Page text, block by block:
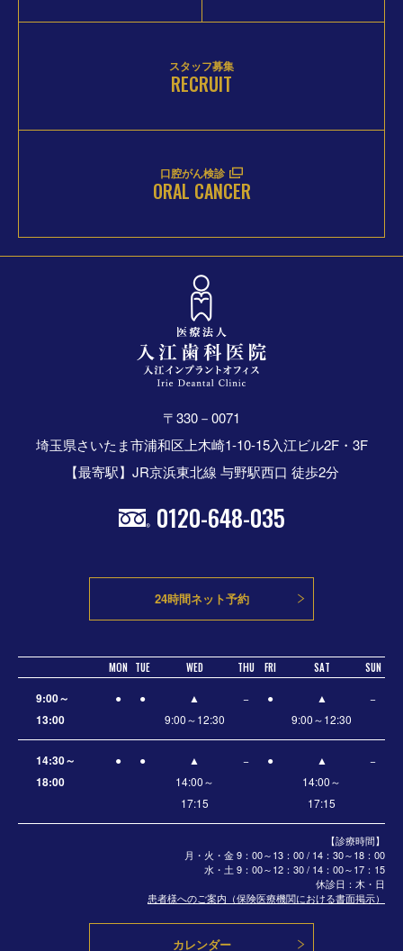
スタッフ募集
RECRUIT
口腔がん検診
ORAL CANCER
〒330－0071
埼玉県さいたま市浦和区上木崎1-10-15入江ビル2F・3F
【最寄駅】JR京浜東北線 与野駅西口 徒歩2分
0120-648-035
24時間ネット予約
MON TUE WED THU FRI SAT SUN
【診療時間】
月・火・金 9：00～13：00 / 14：30～18：00
水・土 9：00～12：30 / 14：00～17：15
休診日：木・日
患者様へのご案内（保険医療機関における書面掲示）
9:00～
13:00
● ●
▲
9:00～12:30
− ●
▲
9:00～12:30
−
14:30～
18:00
● ●
▲
14:00～
17:15
− ●
▲
14:00～
17:15
−
カレンダー